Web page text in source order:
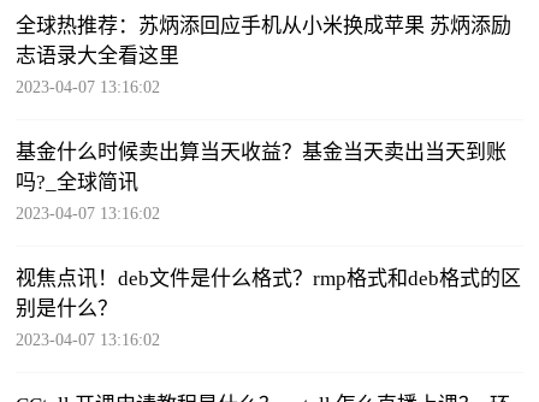
全球热推荐：苏炳添回应手机从小米换成苹果 苏炳添励
志语录大全看这里
2023-04-07 13:16:02
基金什么时候卖出算当天收益？基金当天卖出当天到账
吗?_全球简讯
2023-04-07 13:16:02
视焦点讯！deb文件是什么格式？rmp格式和deb格式的区
别是什么？
2023-04-07 13:16:02